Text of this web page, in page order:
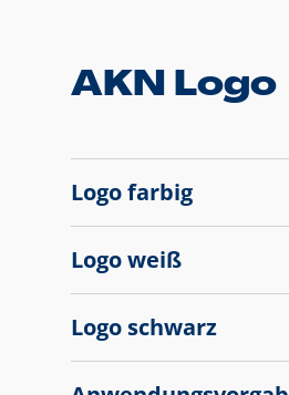
AKN Logo
Logo farbig
Logo weiß
Logo schwarz